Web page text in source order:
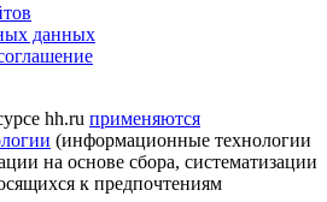
данных
hh.ru применяются
(информационные технологии
на основе сбора, систематизации
к предпочтениям